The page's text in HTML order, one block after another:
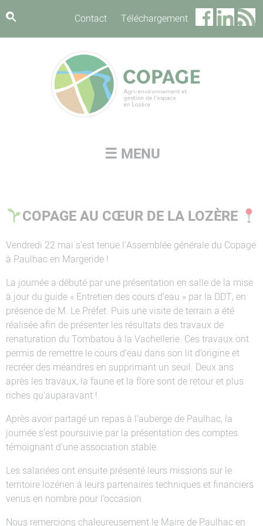
Contact Téléchargement
☰ MENU
COPAGE AU CŒUR DE LA LOZÈRE
Vendredi 22 mai s’est tenue l’Assemblée générale du Copage
à Paulhac en Margeride !
La journée a débuté par une présentation en salle de la mise
à jour du guide « Entretien des cours d’eau » par la DDT, en
présence de M. Le Préfet. Puis une visite de terrain a été
réalisée afin de présenter les résultats des travaux de
renaturation du Tombatou à la Vachellerie. Ces travaux ont
permis de remettre le cours d’eau dans son lit d’origine et
recréer des méandres en supprimant un seuil. Deux ans
après les travaux, la faune et la flore sont de retour et plus
riches qu’auparavant !
Après avoir partagé un repas à l’auberge de Paulhac, la
journée s’est poursuivie par la présentation des comptes
témoignant d’une association stable.
Les salariées ont ensuite présenté leurs missions sur le
territoire lozérien à leurs partenaires techniques et financiers
venus en nombre pour l’occasion.
Nous remercions chaleureusement le Maire de Paulhac en